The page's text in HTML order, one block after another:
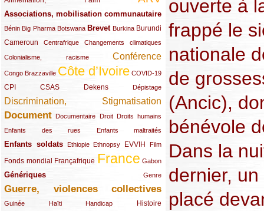
Associations, mobilisation communautaire
(65/289)
Bénin
(13/289)Big Pharma
(16/289) Botswana
(9/289) Brevet
(83/289) Burkina
(18/289) Burundi
(30/289)
Cameroun
(47/289) Centrafrique
(23/289) Changements climatiques
(10/289)
Colonialisme, racisme
(19/289) Conférence
(118/289)
Congo Brazzaville
(24/289) Côte d’Ivoire
(263/289) COVID-19
(13/289)
CPI
(48/289) CSAS
(32/289) Dekens
(29/289) Dépistage
(19/289)
Discrimination, Stigmatisation
(131/289)
Document
(145/289) Documentaire
(9/289) Droit
(20/289) Droits humains
(22/289)
Enfants des rues
(21/289) Enfants maltraités
(10/289)
Enfants soldats
(68/289) Ethiopie
(12/289) Ethnopsy
(15/289) EVVIH
(55/289) Film
(22/289)
Fonds mondial
(48/289) Françafrique
(39/289) France
(289/289) Gabon
(12/289)
Génériques
(59/289) Genre
(22/289)
Guerre, violences collectives
(149/289)
Guinée
(12/289) Haïti
(15/289) Handicap
(10/289) Histoire
(49/289)
ouverte à
frappé le
nationale
de
(Ancic),
bénévole
Dans la
dernier,
placé